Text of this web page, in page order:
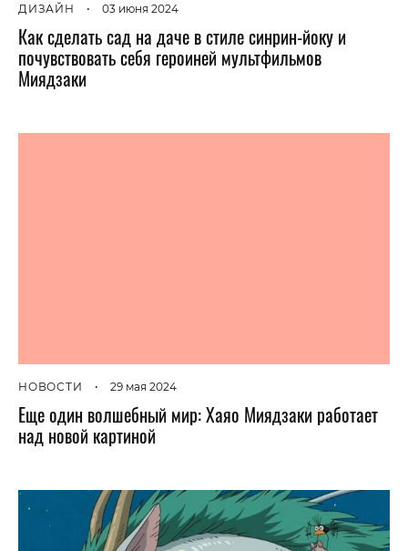
ДИЗАЙН • 03 июня 2024
Как сделать сад на даче в стиле синрин-йоку и
почувствовать себя героиней мультфильмов
Миядзаки
НОВОСТИ • 29 мая 2024
Еще один волшебный мир: Хаяо Миядзаки работает
над новой картиной